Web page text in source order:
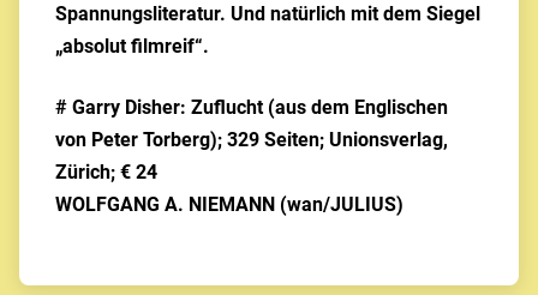
Spannungsliteratur. Und natürlich mit dem Siegel
„absolut filmreif“.
# Garry Disher: Zuflucht (aus dem Englischen
von Peter Torberg); 329 Seiten; Unionsverlag,
Zürich; € 24
WOLFGANG A. NIEMANN (wan/JULIUS)